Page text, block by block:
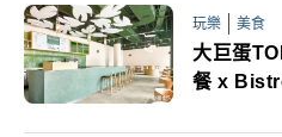
玩樂 美食
大巨蛋
餐 x